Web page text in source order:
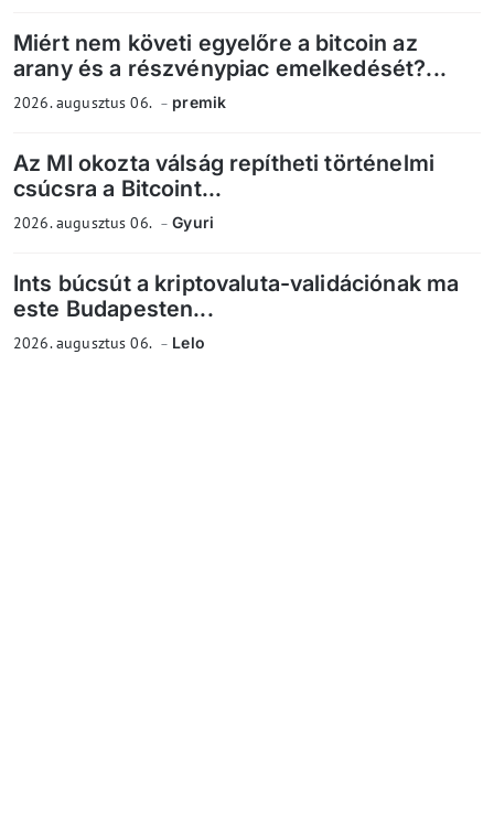
Miért nem követi egyelőre a bitcoin az
arany és a részvénypiac emelkedését?...
2026. augusztus 06. premik
Az MI okozta válság repítheti történelmi
csúcsra a Bitcoint...
2026. augusztus 06. Gyuri
Ints búcsút a kriptovaluta-validációnak ma
este Budapesten...
2026. augusztus 06. Lelo